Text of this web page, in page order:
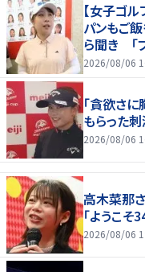
【女子ゴ
パンもご
ら聞き 「
2026/08/06
「貪欲さ
もらった
2026/08/06
高木菜那
「ようこそ
2026/08/06